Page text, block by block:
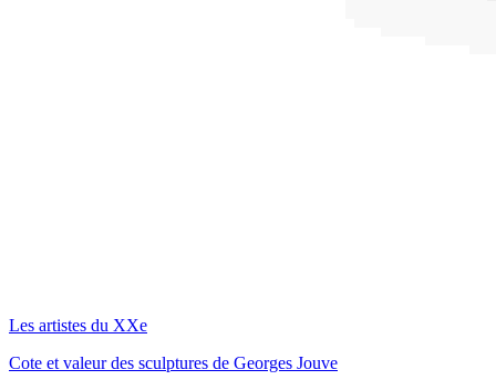
Les artistes du XXe
Cote et valeur des sculptures de Georges Jouve